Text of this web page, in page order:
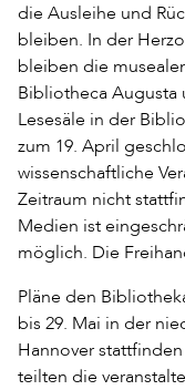
die Ausleihe und
bleiben. In der
bleiben die
Bibliotheca Augusta
Lesesäle in der
zum 19. April
wissenschaftliche
Zeitraum nicht
Medien ist
möglich. Die
Pläne den
bis 29. Mai in der
Hannover
teilten die